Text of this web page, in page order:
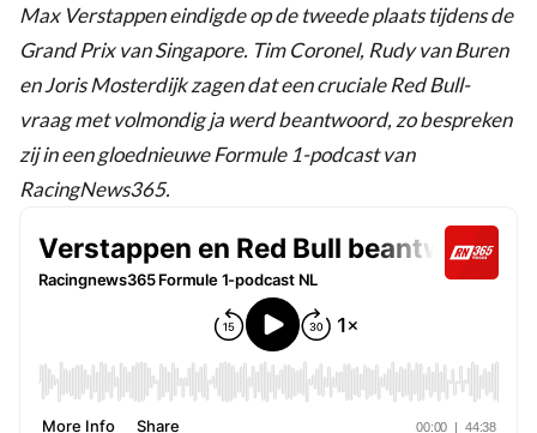
Max Verstappen eindigde op de tweede plaats tijdens de
Grand Prix van Singapore. Tim Coronel, Rudy van Buren
en Joris Mosterdijk zagen dat een cruciale Red Bull-
vraag met volmondig ja werd beantwoord, zo bespreken
zij in een gloednieuwe Formule 1-podcast van
RacingNews365.